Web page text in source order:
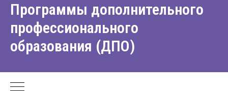
Программы дополнительного
профессионального
образования (ДПО)